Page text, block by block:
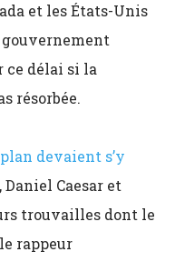
et les États-Unis
gouvernement
ce délai si la
résorbée.
devaient s’y
Caesar et
trouvailles dont le
rappeur